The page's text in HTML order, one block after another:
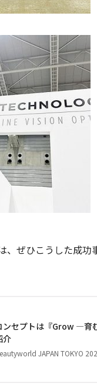
、ぜひこうした成
ンセプトは『Grow ―育
介
JAPAN TOKYO